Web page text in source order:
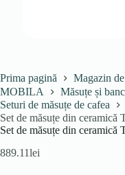
Prima pagină
Magazin
MOBILA
Măsuțe și
Seturi de măsuțe de cafea
Set de măsuțe din
Set de măsuțe din
889.11lei